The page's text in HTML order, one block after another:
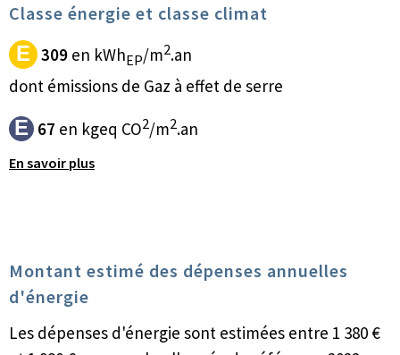
Classe énergie et classe climat
E 309 en kWhEP/m2.an
dont émissions de Gaz à effet de serre
E 67 en kgeq CO2/m2.an
En savoir plus
Montant estimé des dépenses annuelles
d'énergie
Les dépenses d'énergie sont estimées entre 1 380 €